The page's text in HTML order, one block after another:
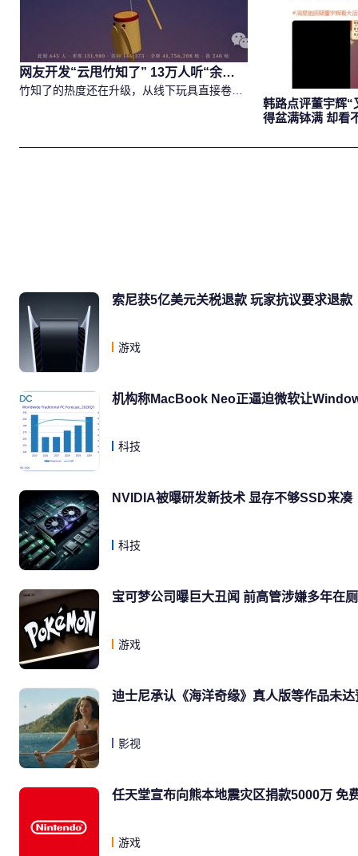
网友开发“云甩竹知了” 13万人听“余音绕梁”
韩路点评董宇辉“
得盆满钵满 却看
索尼获5亿美元关税退款 玩家抗议要求退款
游戏
机构称MacBook Neo正逼迫微软让
科技
NVIDIA被曝研发新技术 显存不够SSD来凑
科技
宝可梦公司曝巨大丑闻 前高管涉嫌多年在
游戏
迪士尼承认《海洋奇缘》真人版等作品未
影视
任天堂宣布向熊本地震灾区捐款5000万 免
游戏